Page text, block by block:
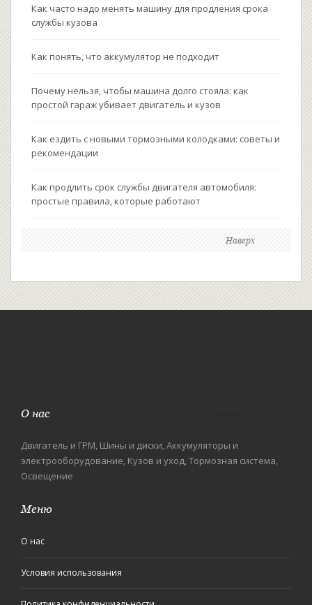
Как часто надо менять машину для продления срока
службы кузова
Как понять, что аккумулятор не подходит
Почему нельзя, чтобы машина долго стояла: как
простой гараж убивает двигатель и кузов
Как ездить с новыми тормозными колодками: советы и
рекомендации
Как продлить срок службы двигателя автомобиля:
простые правила, которые работают
Наверх
О нас
Двигатель и ГРМ, Шины и диски, Аккумуляторы и
электрооборудование, Кузов и уход, Тормозная система,
Освещение
Меню
О нас
Условия использования